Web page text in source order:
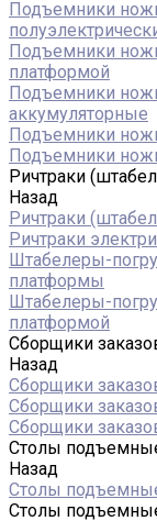
Подъемники
Подъемники
платформой
Подъемники
аккумуляторные
Подъемники
Подъемники
Ричтраки
Назад
Ричтраки
Ричтраки
Штабелеры-
платформы
Штабелеры-
платформой
Сборщики
Назад
Сборщики
Сборщики
Сборщики
Столы
Назад
Столы
Столы